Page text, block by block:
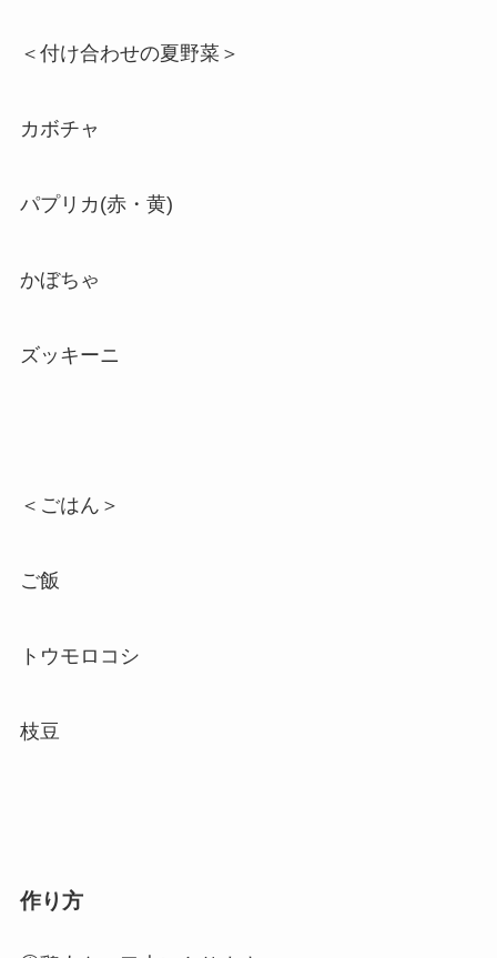
＜付け合わせの夏野菜＞
カボチャ
パプリカ(赤・黄)
かぼちゃ
ズッキーニ
＜ごはん＞
ご飯
トウモロコシ
枝豆
作り方